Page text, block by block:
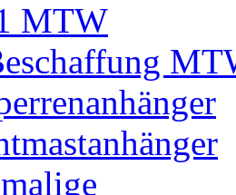
MTW